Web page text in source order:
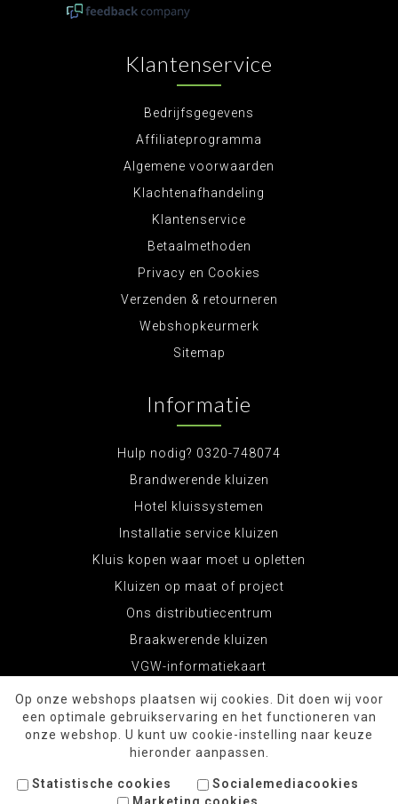
Klantenservice
Bedrijfsgegevens
Affiliateprogramma
Algemene voorwaarden
Klachtenafhandeling
Klantenservice
Betaalmethoden
Privacy en Cookies
Verzenden & retourneren
Webshopkeurmerk
Sitemap
Informatie
Hulp nodig? 0320-748074
Brandwerende kluizen
Hotel kluissystemen
Installatie service kluizen
Kluis kopen waar moet u opletten
Kluizen op maat of project
Ons distributiecentrum
Braakwerende kluizen
VGW-informatiekaart
Op onze webshops plaatsen wij cookies. Dit doen wij voor
een optimale gebruikservaring en het functioneren van
onze webshop. U kunt uw cookie-instelling naar keuze
hieronder aanpassen.
Statistische cookies
Socialemediacookies